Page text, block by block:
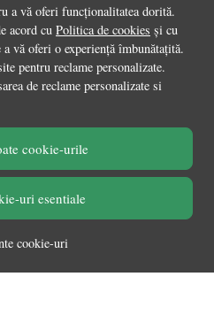
a vă oferi funcționalitatea dorită.
acord cu Politica de cookies și cu
vă oferi o experiență îmbunătațită.
pentru reclame personalizate.
de reclame personalizate si
cookie-urile
uri esentiale
cookie-uri